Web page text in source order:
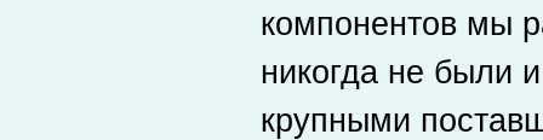
компонентов мы
никогда не были
крупными